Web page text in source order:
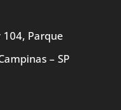
104, Parque
– SP